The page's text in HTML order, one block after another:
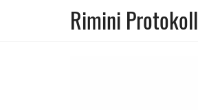
Rimini Protokoll